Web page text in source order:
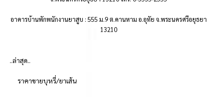
อาคารบ้านพักพนักงานยาสูบ : 555 ม.9 ต.คานหาม อ.อุทัย จ.พระนครศรีอยุธยา
13210
..ล่าสุด..
ราคาขายบุหรี่/ยาเส้น